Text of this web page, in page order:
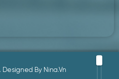
. Designed By Nina.vn